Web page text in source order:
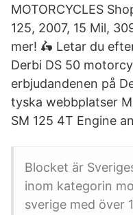
MOTORCYCLES
125, 2007, 15 Mil,
mer! 🛵 Letar du
Derbi DS 50
erbjudandenen på
tyska webbplatser
SM 125 4T Engine
Blocket är
inom kategorin
sverige med över